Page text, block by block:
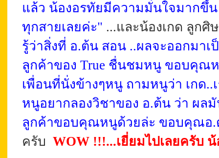
แล้ว น้องอรทัยมีความมั่นใจมากขึ้
ทุกสายเลยค่ะ" ...และน้องเกด ลูกศิ
รู้ว่าสิ่งที่ อ.ต้น สอน ..ผลจะออกมา
ลูกค้าของ True ชื่นชมหนู ขอบคุณ
เพื่อนที่นั่งข้างๆหนู ถามหนูว่า เกด..
หนูอยากลองวิชาของ อ.ต้น ว่า ผลมั
ลูกค้าขอบคุณหนูด้วยล่ะ ขอบคุณอ.
ครับ WOW !!!...เยี่ยมไปเลยครับ